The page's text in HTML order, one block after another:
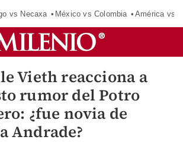
vs Necaxa México vs Colombia América vs
Vieth reacciona a
rumor del Potro
¿fue novia de
Andrade?